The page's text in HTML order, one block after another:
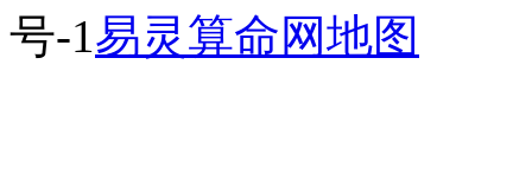
号-1易灵算命网地图